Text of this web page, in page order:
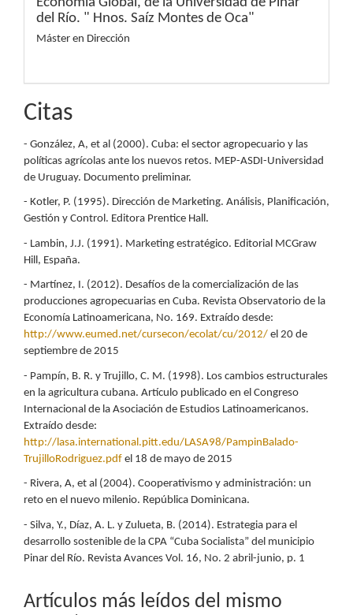
del Río. " Hnos. Saíz Montes de Oca"
Máster en Dirección
Citas
- González, A, et al (2000). Cuba: el sector agropecuario y las
políticas agrícolas ante los nuevos retos. MEP-ASDI-Universidad
de Uruguay. Documento preliminar.
- Kotler, P. (1995). Dirección de Marketing. Análisis, Planificación,
Gestión y Control. Editora Prentice Hall.
- Lambin, J.J. (1991). Marketing estratégico. Editorial MCGraw
Hill, España.
- Martínez, I. (2012). Desafíos de la comercialización de las
producciones agropecuarias en Cuba. Revista Observatorio de la
Economía Latinoamericana, No. 169. Extraído desde:
http://www.eumed.net/cursecon/ecolat/cu/2012/ el 20 de
septiembre de 2015
- Pampín, B. R. y Trujillo, C. M. (1998). Los cambios estructurales
en la agricultura cubana. Artículo publicado en el Congreso
Internacional de la Asociación de Estudios Latinoamericanos.
Extraído desde:
http://lasa.international.pitt.edu/LASA98/PampinBalado-
TrujilloRodriguez.pdf el 18 de mayo de 2015
- Rivera, A, et al (2004). Cooperativismo y administración: un
reto en el nuevo milenio. República Dominicana.
- Silva, Y., Díaz, A. L. y Zulueta, B. (2014). Estrategia para el
desarrollo sostenible de la CPA “Cuba Socialista” del municipio
Pinar del Río. Revista Avances Vol. 16, No. 2 abril-junio, p. 1
Artículos más leídos del mismo